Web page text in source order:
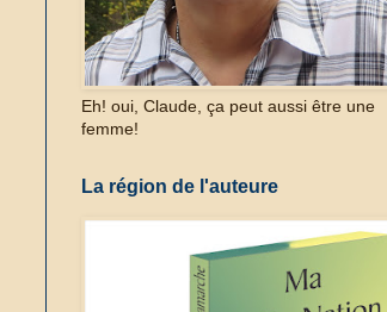
Eh! oui, Claude, ça peut aussi être une
femme!
La région de l'auteure